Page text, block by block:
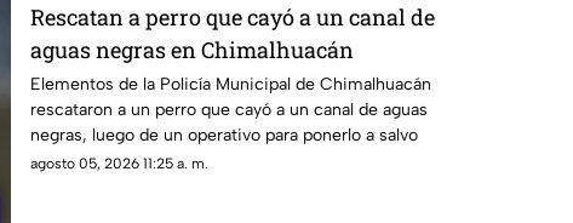
Rescatan a perro que cayó a un canal de
aguas negras en Chimalhuacán
Elementos de la Policía Municipal de Chimalhuacán
rescataron a un perro que cayó a un canal de aguas
negras, luego de un operativo para ponerlo a salvo
agosto 05, 2026 11:25 a. m.